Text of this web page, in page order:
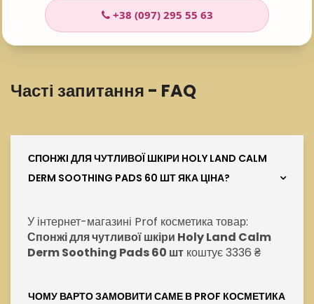
Рейтинг:5
Часті запитання - FAQ
СПОНЖІ ДЛЯ ЧУТЛИВОЇ ШКІРИ HOLY LAND CALM
DERM SOOTHING PADS 60 ШТ ЯКА ЦІНА?
У інтернет-магазині Prof косметика товар:
Спонжі для чутливої шкіри Holy Land Calm
Derm Soothing Pads 60 шт коштує 3336 ₴
ЧОМУ ВАРТО ЗАМОВИТИ САМЕ В PROF КОСМЕТИКА
+38 (097) 295 55 63